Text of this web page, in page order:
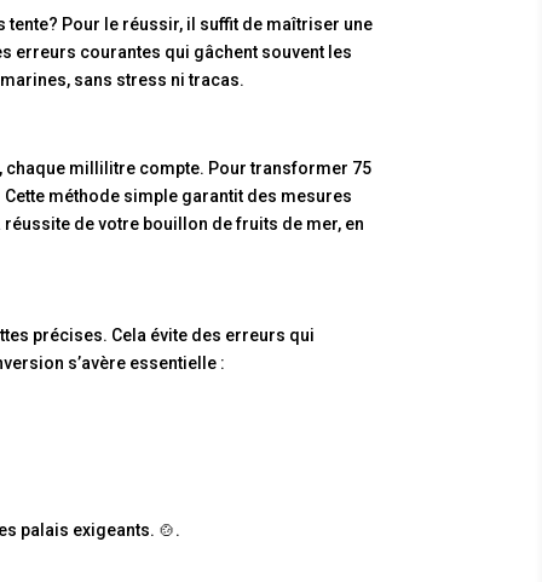
Pour le réussir, il suffit de maîtriser une
erreurs courantes qui gâchent souvent les
sans stress ni tracas.
chaque millilitre compte. Pour transformer 75
méthode simple garantit des mesures
de votre bouillon de fruits de mer, en
précises. Cela évite des erreurs qui
s’avère essentielle :
palais exigeants. 🍲.